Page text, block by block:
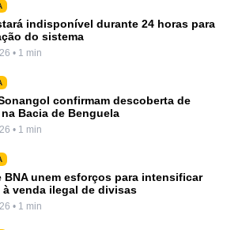
indisponível durante 24 horas para
do sistema
• 1 min
confirmam descoberta de
Bacia de Benguela
• 1 min
BNA unem esforços para intensificar
à venda ilegal de divisas
• 1 min